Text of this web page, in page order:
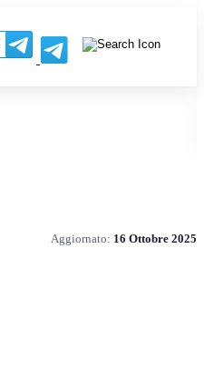
Aggiornato: 16 Ottobre 2025